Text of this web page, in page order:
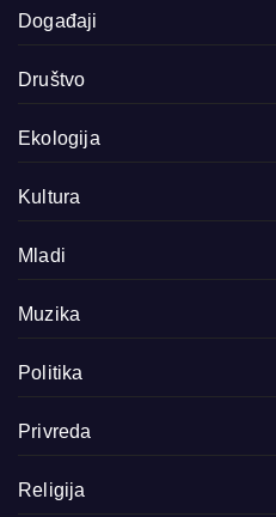
Događaji
Društvo
Ekologija
Kultura
Mladi
Muzika
Politika
Privreda
Religija